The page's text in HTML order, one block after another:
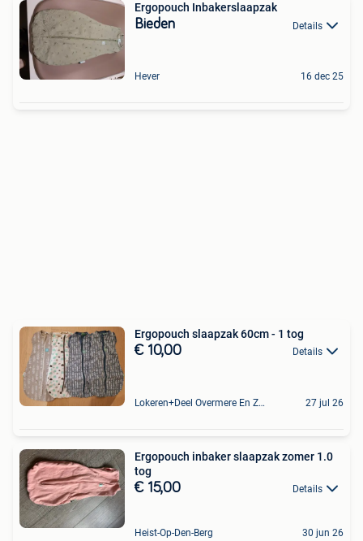
Ergopouch Inbakerslaapzak
Bieden Details
Hever 16 dec 25
Ergopouch slaapzak 60cm - 1 tog
€ 10,00 Details
Lokeren+Deel Overmere En Zele 27 jul 26
Ergopouch inbaker slaapzak zomer 1.0
tog
€ 15,00 Details
Heist-Op-Den-Berg 30 jun 26